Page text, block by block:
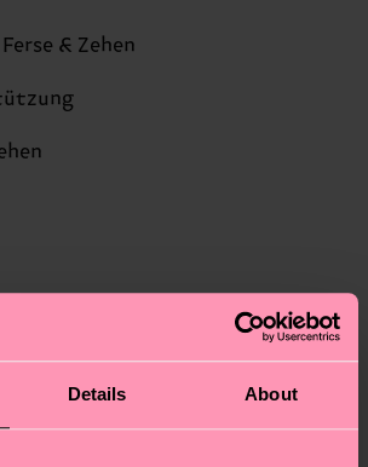
Details About
& Zehen
Polyamide, 2% Elastane
mehr als nur Qualität und